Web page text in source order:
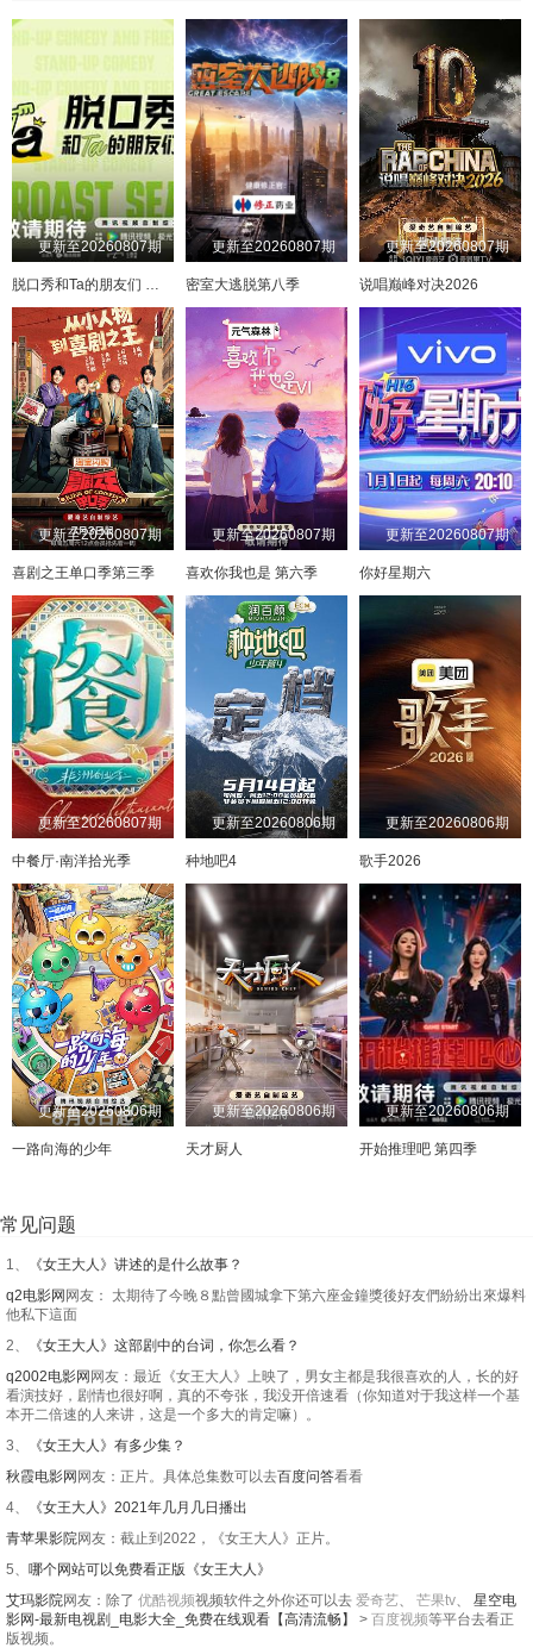
20240618 20240620 20240624 20240625
20240626 20240627 20240701 20240702
20240703 20240704 20240708 20240709
20240710 20240711 20240715 20240716
20240717 20240718 20240722 20240723
20240731 20240801 20240806
20240807 20240808 20240812 20240813
20240814 20240815 20240819 20240820
20240821 20240822 20240826 20240827
20240828 20240829 20240902 20240903
20240904 20240905 20240909 20240910
20240918 20240919 20240923 20240924
20240925 20240926 20240930 20241001
20241002 20241007 20241008 20241009
20241010 20241014 20241016 20241017
20241021 20241022 20241023 20241024
20241028 20241029 20241030
20241104 20241105 20241106 20241107
20241111 20241112 20241113 20241114
20241118 20241119 20241120 20241121
20241125 20241126 20241127 20241128
20241202 20241203 20241204 20241205
20241223
20241230 20250102
20250108
20250122 20250123 20250203 20250204
20250205 20250206
20250219 20250220 20250224
20250306 20250310 20250311 20250312
更新至20260807期 更新至20260807期
密室大逃脱第八季
更新至20260807期
说唱巅峰对决2026
更新至20260807期
喜剧之王单口季第三季
更新至20260807期
喜欢你我也是 第六季
更新至20260807期
你好星期六
更新至20260807期
中餐厅·南洋拾光季
更新至20260806期
种地吧4
更新至20260806期
歌手2026
更新至20260806期
一路向海的少年
更新至20260806期
天才厨人
更新至20260806期
开始推理吧 第四季
常见问题
1、
《女王大人》讲述的是什么故事？
q2电影网网友： 太期待了今晚８點曾國城拿下第六座金鐘獎後好友們紛紛出來爆料
他私下這面
2、
《女王大人》这部剧中的台词，你怎么看？
q2002电影网网友：最近《女王大人》上映了，男女主都是我很喜欢的人，长的好
看演技好，剧情也很好啊，真的不夸张，我没开倍速看（你知道对于我这样一个基
本开二倍速的人来讲，这是一个多大的肯定嘛）。
3、
《女王大人》有多少集？
秋霞电影网网友：正片。具体总集数可以去百度问答看看
4、
《女王大人》2021年几月几日播出
青苹果影院网友：截止到2022，《女王大人》正片。
5、 哪个网站可以免费看正版《女王大人》
艾玛影院网友：除了 优酷视频视频软件之外你还可以去 爱奇艺 芒果tv
星空电
影网-最新电视剧_电影大全_免费在线观看【高清流畅】 > 百度视频等平台去看正
版视频。